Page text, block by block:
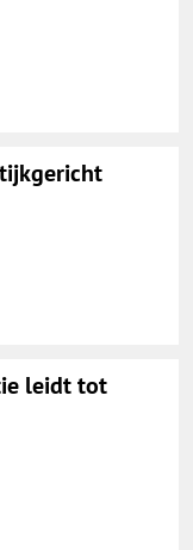
leidt tot